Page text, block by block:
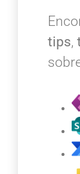
tips,